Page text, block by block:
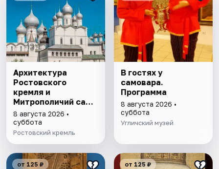
Архитектура
Ростовского
кремля и
Митрополичий сад,
выставка
"Митрополичье
варенье"
8 августа 2026 •
суббота
Ростовский кремль
В гостях у
самовара.
Программа
8 августа 2026 •
суббота
Угличский музей
от 125 ₽ от 125 ₽